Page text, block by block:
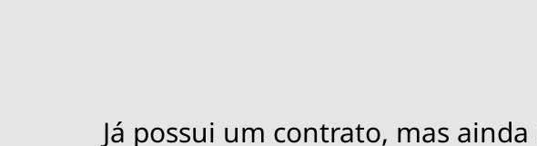
Já possui um contrato, mas